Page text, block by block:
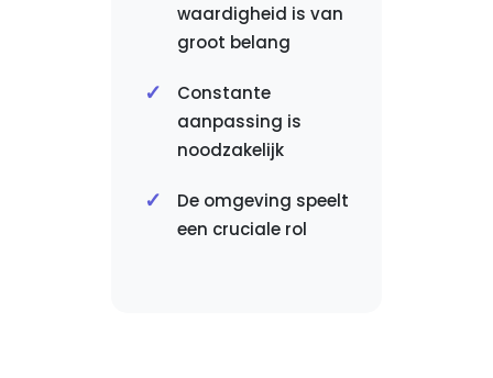
waardigheid is van
groot belang
Constante
aanpassing is
noodzakelijk
De omgeving speelt
een cruciale rol